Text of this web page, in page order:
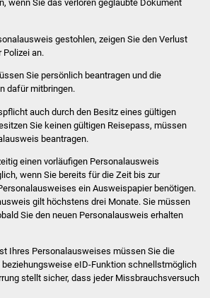
FNP / Bebauungspläne
Wahlen
Stadtinfo
Jubiläumsjahr 2021
Partnerstädte
Projekte
wenn Sie das verloren geglaubte Dokument
gestohlen, zeigen Sie den Verlust
an.
Sie persönlich beantragen und die
dafür mitbringen.
auch durch den Besitz eines gültigen
Sie keinen gültigen Reisepass, müssen
beantragen.
einen vorläufigen Personalausweis
wenn Sie bereits für die Zeit bis zur
ein Ausweispapier benötigen.
gilt höchstens drei Monate. Sie müssen
Sie den neuen Personalausweis erhalten
Ihres Personalausweises müssen Sie die
eID-Funktionschnellstmöglich
stellt sicher, dass jeder Missbrauchsversuch